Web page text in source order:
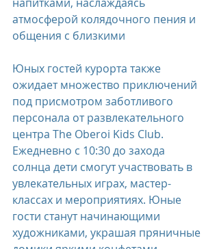
атмосферой колядочного пения и
общения с близкими
Юных гостей курорта также
ожидает множество приключений
под присмотром заботливого
персонала от развлекательного
центра The Oberoi Kids Club.
Ежедневно с 10:30 до захода
солнца дети смогут участвовать в
увлекательных играх, мастер-
классах и мероприятиях. Юные
гости станут начинающими
художниками, украшая пряничные